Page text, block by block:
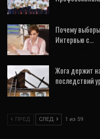
Почему
Интервью с…
Жога держит
последствий
ПРЕД СЛЕД 1 из 59